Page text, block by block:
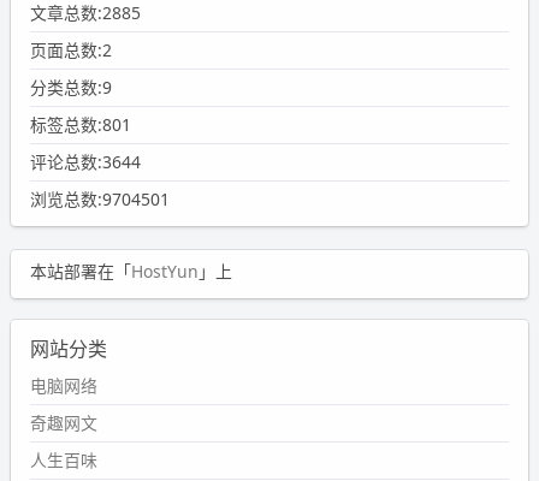
文章总数:2885
页面总数:2
分类总数:9
标签总数:801
评论总数:3644
浏览总数:9704501
本站部署在「HostYun 」上
网站分类
电脑网络
奇趣网文
人生百味